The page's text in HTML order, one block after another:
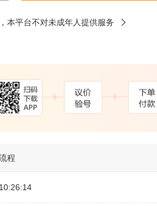
本平台不对未成年人提供服务
程